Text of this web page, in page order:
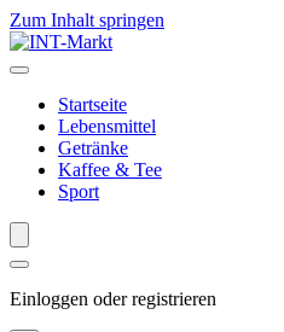
Zum Inhalt springen
Startseite
Lebensmittel
Getränke
Kaffee & Tee
Sport
Einloggen oder registrieren